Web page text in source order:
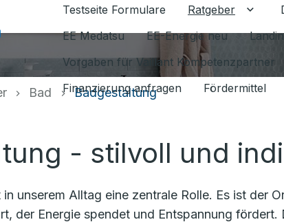
Testseite Formulare Ratgeber
EE Medatsu
EE-Energie neu
Vorgaben für Vaillant Kompetenzpartner
Finanzierung anfragen
Fördermittel
Bad Badgestaltung
- stilvoll und
unserem Alltag eine zentrale Rolle. Es ist der
der Energie spendet und Entspannung